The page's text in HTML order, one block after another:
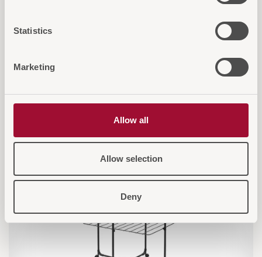
Statistics
Marketing
Allow all
Allow selection
Deny
Turmtrockner 23 m